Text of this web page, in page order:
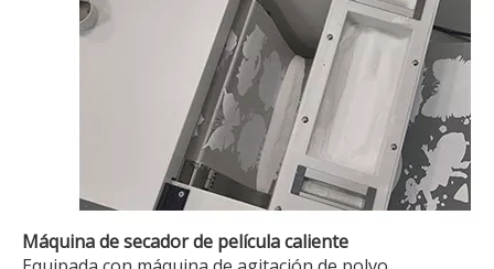
Máquina de secador de película caliente